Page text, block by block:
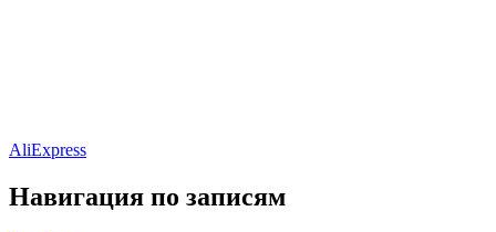
AliExpress
Навигация по записям